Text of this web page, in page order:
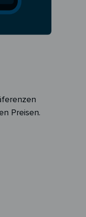
Preisen.